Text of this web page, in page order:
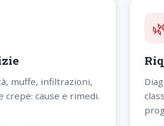
muffe, infiltrazioni,
cause e rimedi.